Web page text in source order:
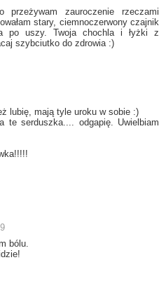
przeżywam zauroczenie rzeczami
stary, ciemnoczerwony czajnik
po uszy. Twoja chochla i łyżki z
szybciutko do zdrowia :)
lubię, mają tyle uroku w sobie :)
te serduszka.... odgapię. Uwielbiam
bólu.